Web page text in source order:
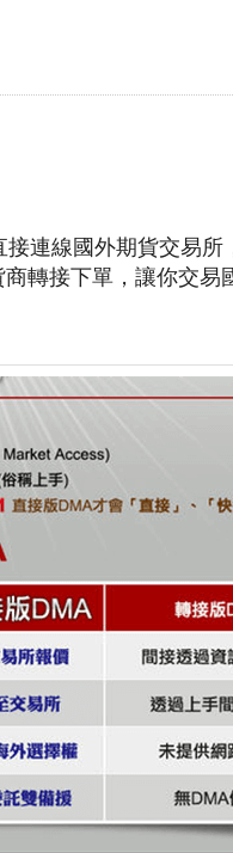
連線國外期貨交易
轉接下單，讓你交易